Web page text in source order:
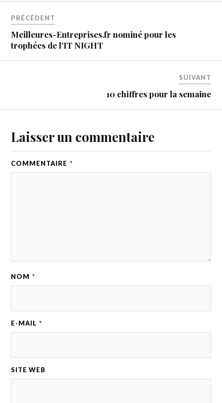
PRÉCÉDENT
Meilleures-Entreprises.fr nominé pour les
trophées de l'IT NIGHT
SUIVANT
10 chiffres pour la semaine
Laisser un commentaire
COMMENTAIRE *
NOM *
E-MAIL *
SITE WEB